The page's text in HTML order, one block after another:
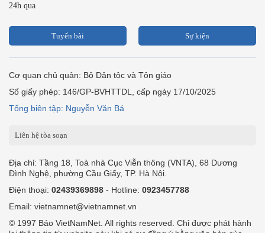
24h qua
Tuyến bài Sự kiện
Cơ quan chủ quản: Bộ Dân tộc và Tôn giáo
Số giấy phép: 146/GP-BVHTTDL, cấp ngày 17/10/2025
Tổng biên tập: Nguyễn Văn Bá
Liên hệ tòa soạn
Địa chỉ: Tầng 18, Toà nhà Cục Viễn thông (VNTA), 68 Dương
Đình Nghệ, phường Cầu Giấy, TP. Hà Nội.
Điện thoại: 02439369898 - Hotline: 0923457788
Email: vietnamnet@vietnamnet.vn
© 1997 Báo VietNamNet. All rights reserved. Chỉ được phát hành